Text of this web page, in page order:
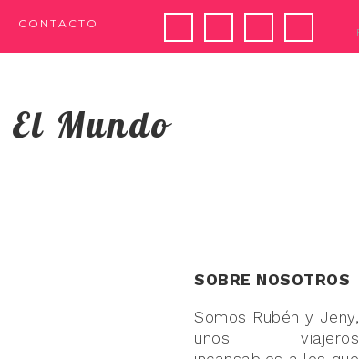
CONTACTO
El Mundo
SOBRE NOSOTROS
Somos Rubén y Jeny,
unos viajeros